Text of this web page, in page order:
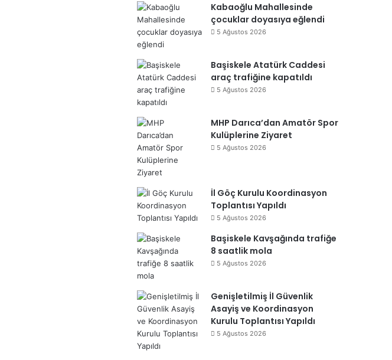
Kabaoğlu Mahallesinde
çocuklar doyasıya eğlendi
5 Ağustos 2026
Başiskele Atatürk Caddesi
araç trafiğine kapatıldı
5 Ağustos 2026
MHP Darıca’dan Amatör Spor
Kulüplerine Ziyaret
5 Ağustos 2026
İl Göç Kurulu Koordinasyon
Toplantısı Yapıldı
5 Ağustos 2026
Başiskele Kavşağında trafiğe
8 saatlik mola
5 Ağustos 2026
Genişletilmiş İl Güvenlik
Asayiş ve Koordinasyon
Kurulu Toplantısı Yapıldı
5 Ağustos 2026